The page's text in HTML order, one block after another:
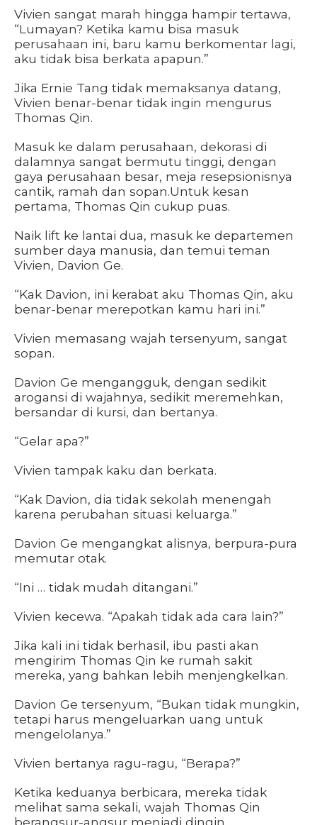
Vivien sangat marah hingga hampir tertawa,
“Lumayan? Ketika kamu bisa masuk
perusahaan ini, baru kamu berkomentar lagi,
aku tidak bisa berkata apapun.”
Jika Ernie Tang tidak memaksanya datang,
Vivien benar-benar tidak ingin mengurus
Thomas Qin.
Masuk ke dalam perusahaan, dekorasi di
dalamnya sangat bermutu tinggi, dengan
gaya perusahaan besar, meja resepsionisnya
cantik, ramah dan sopan.Untuk kesan
pertama, Thomas Qin cukup puas.
Naik lift ke lantai dua, masuk ke departemen
sumber daya manusia, dan temui teman
Vivien, Davion Ge.
“Kak Davion, ini kerabat aku Thomas Qin, aku
benar-benar merepotkan kamu hari ini.”
Vivien memasang wajah tersenyum, sangat
sopan.
Davion Ge mengangguk, dengan sedikit
arogansi di wajahnya, sedikit meremehkan,
bersandar di kursi, dan bertanya.
“Gelar apa?”
Vivien tampak kaku dan berkata.
“Kak Davion, dia tidak sekolah menengah
karena perubahan situasi keluarga.”
Davion Ge mengangkat alisnya, berpura-pura
memutar otak.
“Ini … tidak mudah ditangani.”
Vivien kecewa. “Apakah tidak ada cara lain?”
Jika kali ini tidak berhasil, ibu pasti akan
mengirim Thomas Qin ke rumah sakit
mereka, yang bahkan lebih menjengkelkan.
Davion Ge tersenyum, “Bukan tidak mungkin,
tetapi harus mengeluarkan uang untuk
mengelolanya.”
Vivien bertanya ragu-ragu, “Berapa?”
Ketika keduanya berbicara, mereka tidak
melihat sama sekali, wajah Thomas Qin
berangsur-angsur menjadi dingin.